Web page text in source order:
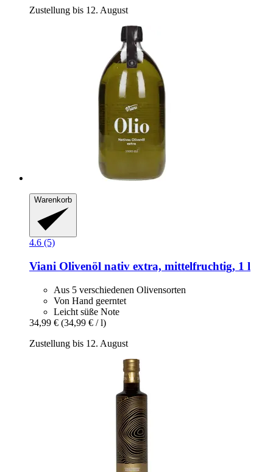
Zustellung bis 12. August
Warenkorb
4.6 (5)
Viani Olivenöl nativ extra, mittelfruchtig, 1 l
Aus 5 verschiedenen Olivensorten
Von Hand geerntet
Leicht süße Note
34,99 € (34,99 € / l)
Zustellung bis 12. August